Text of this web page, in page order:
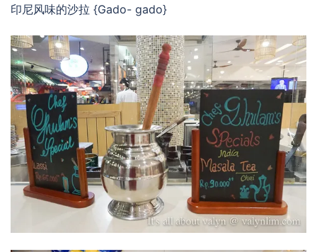
印尼风味的沙拉 {Gado- gado}